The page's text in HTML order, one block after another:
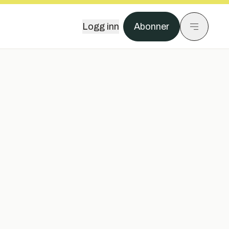
Logg inn Abonner